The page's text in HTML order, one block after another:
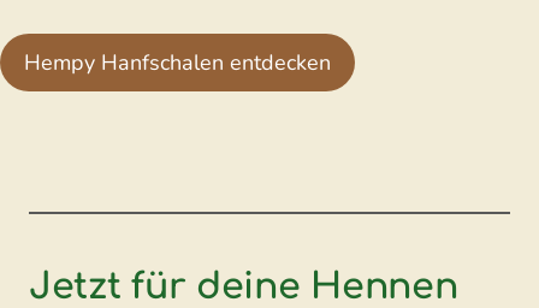
Hempy Hanfschalen entdecken
Jetzt für deine Hennen